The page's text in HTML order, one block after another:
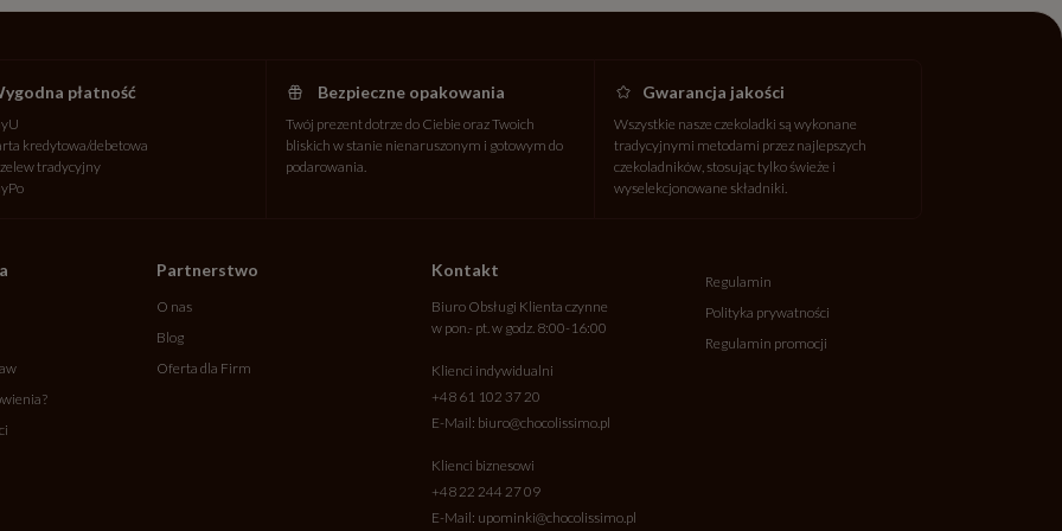
płatność
kredytowa/debetowa
tradycyjny
Bezpieczne opakowania
Twój prezent dotrze do Ciebie oraz Twoich
bliskich w stanie nienaruszonym i gotowym do
podarowania.
Gwarancja jakości
Wszystkie nasze czekoladki są wykonane
tradycyjnymi metodami przez najlepszych
czekoladników, stosując tylko świeże i
wyselekcjonowane składniki.
Partnerstwo
O nas
Blog
Oferta dla Firm
Kontakt
Biuro Obsługi Klienta czynne
w pon.- pt. w godz. 8:00-16:00
Klienci indywidualni
+48 61 102 37 20
E-Mail: biuro@chocolissimo.pl
Klienci biznesowi
+48 22 244 27 09
E-Mail: upominki@chocolissimo.pl
Regulamin
Polityka prywatności
Regulamin promocji